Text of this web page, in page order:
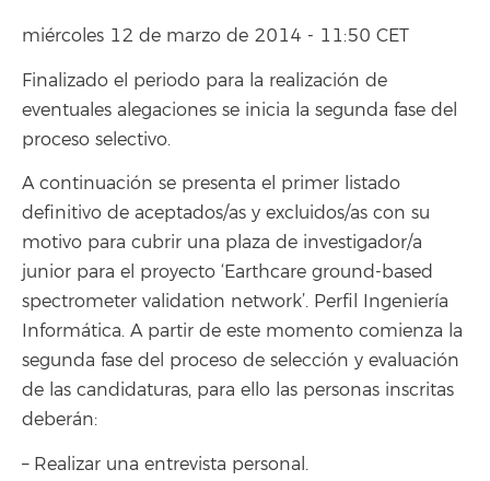
miércoles 12 de marzo de 2014 - 11:50 CET
Finalizado el periodo para la realización de
eventuales alegaciones se inicia la segunda fase del
proceso selectivo.
A continuación se presenta el primer listado
definitivo de aceptados/as y excluidos/as con su
motivo para cubrir una plaza de investigador/a
junior para el proyecto ‘Earthcare ground-based
spectrometer validation network’. Perfil Ingeniería
Informática. A partir de este momento comienza la
segunda fase del proceso de selección y evaluación
de las candidaturas, para ello las personas inscritas
deberán:
– Realizar una entrevista personal.